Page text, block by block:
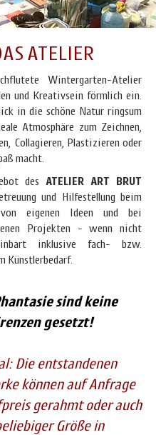
ATELIER
Wintergarten-Atelier
und Kreativsein förmlich ein.
in die schöne Natur ringsum
Atmosphäre zum Zeichnen,
Collagieren, Plastizieren oder
macht.
des ATELIER ART BRUT
und Hilfestellung beim
eigenen Ideen und bei
Projekten - wenn nicht
inklusive fach- bzw.
Künstlerbedarf.
sind keine
gesetzt!
Die entstandenen
können auf Anfrage
gerahmt oder auch
Größe in